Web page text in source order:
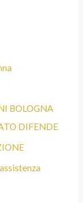
BOLOGNA
DIFENDE